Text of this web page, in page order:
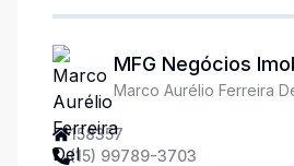
MFG Negócios
Marco Aurélio Ferreira
158357
(15) 99789-3703